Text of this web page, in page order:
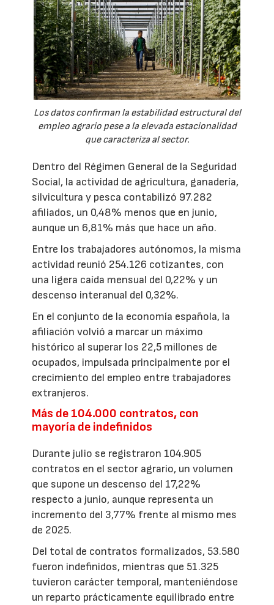
Los datos confirman la estabilidad estructural del
empleo agrario pese a la elevada estacionalidad
que caracteriza al sector.
Dentro del Régimen General de la Seguridad
Social, la actividad de agricultura, ganadería,
silvicultura y pesca contabilizó 97.282
afiliados, un 0,48% menos que en junio,
aunque un 6,81% más que hace un año.
Entre los trabajadores autónomos, la misma
actividad reunió 254.126 cotizantes, con
una ligera caída mensual del 0,22% y un
descenso interanual del 0,32%.
En el conjunto de la economía española, la
afiliación volvió a marcar un máximo
histórico al superar los 22,5 millones de
ocupados, impulsada principalmente por el
crecimiento del empleo entre trabajadores
extranjeros.
Más de 104.000 contratos, con
mayoría de indefinidos
Durante julio se registraron 104.905
contratos en el sector agrario, un volumen
que supone un descenso del 17,22%
respecto a junio, aunque representa un
incremento del 3,77% frente al mismo mes
de 2025.
Del total de contratos formalizados, 53.580
fueron indefinidos, mientras que 51.325
tuvieron carácter temporal, manteniéndose
un reparto prácticamente equilibrado entre